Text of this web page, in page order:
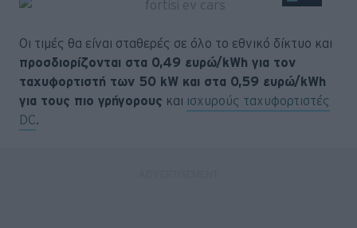
Οι τιμές θα είναι σταθερές σε όλο το εθνικό δίκτυο και
προσδιορίζονται στα 0,49 ευρώ/kWh για τον
ταχυφορτιστή των 50 kW και στα 0,59 ευρώ/kWh
για τους πιο γρήγορους και ισχυρούς ταχυφορτιστές
DC